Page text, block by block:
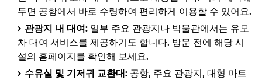
두면 공항에서 바로 수령하여 편리하게 이용할 수 있어요.
관광지 내 대여: 일부 주요 관광지나 박물관에서는 유모
차 대여 서비스를 제공하기도 합니다. 방문 전에 해당 시
설의 홈페이지를 확인해 보세요.
수유실 및 기저귀 교환대: 공항, 주요 관광지, 대형 마트